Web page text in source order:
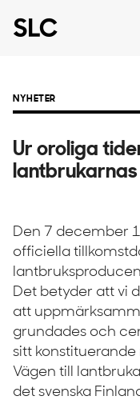
NYHETER
Ur oroliga
Den 7 december
officiella
Det betyder att vi
att
grundades och
sitt
Vägen till
det svenska